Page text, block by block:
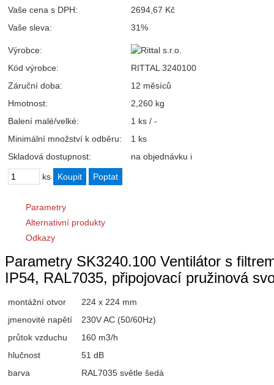
Vaše cena s DPH:
2694,67 Kč
Vaše sleva:
31%
Výrobce:
Kód výrobce:
RITTAL 3240100
Záruční doba:
12 měsíců
Hmotnost:
2,260 kg
Balení malé/velké:
1 ks / -
Minimální množství k odběru:
1 ks
Skladová dostupnost:
na objednávku i
ks
Parametry
Alternativní produkty
Odkazy
Parametry SK3240.100 Ventilátor s
IP54, RAL7035, připojovací pružinová
montážní otvor
224 x 224 mm
jmenovité napětí
230V AC (50/60Hz)
průtok vzduchu
160 m3/h
hlučnost
51 dB
barva
RAL7035 světle šedá